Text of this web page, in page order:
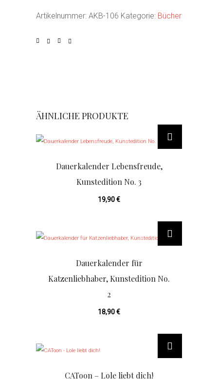
Artikelnummer: AKB-106 Kategorie: Bücher
ÄHNLICHE PRODUKTE
Dauerkalender Lebensfreude,
Kunstedition No. 3
19,90€
Dauerkalender für
Katzenliebhaber, Kunstedition No.
2
18,90€
CAToon – Lole liebt dich!